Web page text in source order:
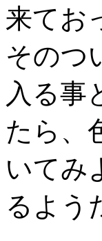
来てお
そのつ
入る事
たら、
いてみ
るよう